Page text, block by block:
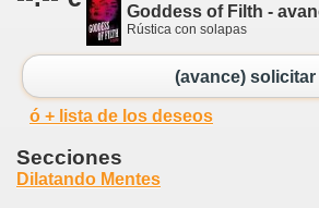
Goddess of Filth -
Rústica con solapas
(avance) solicitar
ó + lista de los deseos
Secciones
Dilatando Mentes